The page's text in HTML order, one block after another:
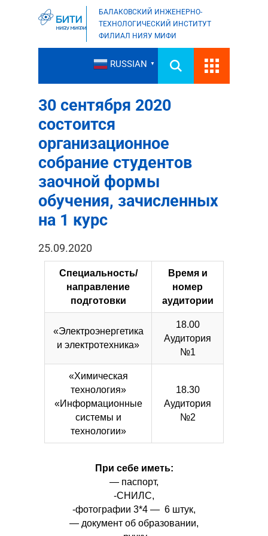
БАЛАКОВСКИЙ ИНЖЕНЕРНО-
ТЕХНОЛОГИЧЕСКИЙ ИНСТИТУТ
ФИЛИАЛ НИЯУ МИФИ
RUSSIAN ▼
30 сентября 2020
состоится
организационное
собрание студентов
заочной формы
обучения, зачисленных
на 1 курс
25.09.2020
Специальность/
направление
подготовки
Время и
номер
аудитории
«Электроэнергетика
и электротехника»
18.00
Аудитория
№1
«Химическая
технология»
«Информационные
системы и
технологии»
18.30
Аудитория
№2
При себе иметь:
— паспорт,
-СНИЛС,
-фотографии 3*4 — 6 штук,
— документ об образовании,